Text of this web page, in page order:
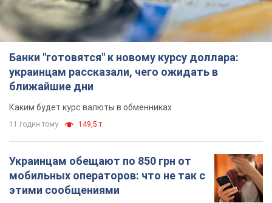
11 годин тому 149,5 т.
Украинцам обещают по 850 грн от
мобильных операторов: что не так с
этими сообщениями
Как не попасть в ловушку мошенников
6.08.2026 21:02 14,2 т.
Самый дорогой футболист
"Динамо" забил "Карабаху" уже на
10-й минуте матча. Видео
Поединок проходит в Польше